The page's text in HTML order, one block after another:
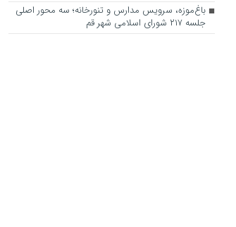
باغ‌موزه، سرویس مدارس و تنورخانه؛ سه محور اصلی
جلسه ۲۱۷ شورای اسلامی شهر قم